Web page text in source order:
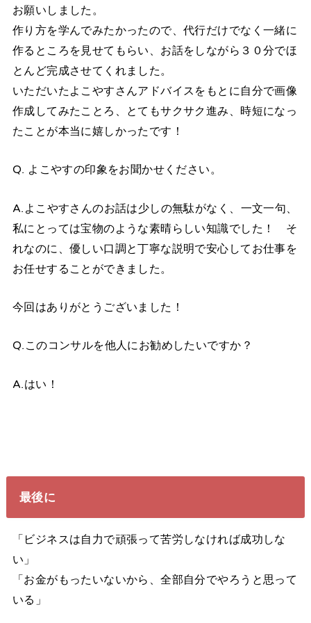
お願いしました。
作り方を学んでみたかったので、代行だけでなく一緒に
作るところを見せてもらい、お話をしながら３０分でほ
とんど完成させてくれました。
いただいたよこやすさんアドバイスをもとに自分で画像
作成してみたことろ、とてもサクサク進み、時短になっ
たことが本当に嬉しかったです！
Q. よこやすの印象をお聞かせください。
A.よこやすさんのお話は少しの無駄がなく、一文一句、
私にとっては宝物のような素晴らしい知識でした！ そ
れなのに、優しい口調と丁寧な説明で安心してお仕事を
お任せすることができました。
今回はありがとうございました！
Q.このコンサルを他人にお勧めしたいですか？
A.はい！
最後に
「ビジネスは自力で頑張って苦労しなければ成功しな
い」
「お金がもったいないから、全部自分でやろうと思って
いる」